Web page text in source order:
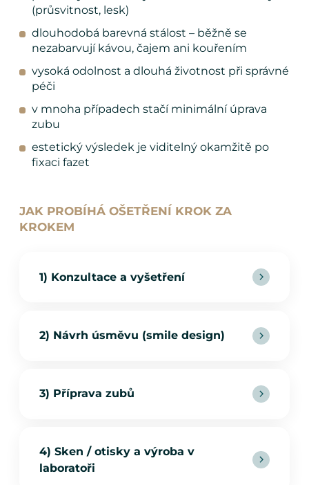
(průsvitnost, lesk)
dlouhodobá barevná stálost – běžně se
nezabarvují kávou, čajem ani kouřením
vysoká odolnost a dlouhá životnost při správné
péči
v mnoha případech stačí minimální úprava
zubu
estetický výsledek je viditelný okamžitě po
fixaci fazet
JAK PROBÍHÁ OŠETŘENÍ KROK ZA
KROKEM
1) Konzultace a vyšetření
2) Návrh úsměvu (smile design)
3) Příprava zubů
4) Sken / otisky a výroba v
laboratoři